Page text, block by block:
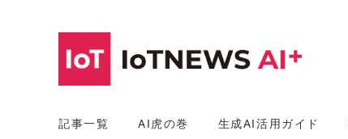
記事一覧 AI虎の巻 生成AI活用ガイド